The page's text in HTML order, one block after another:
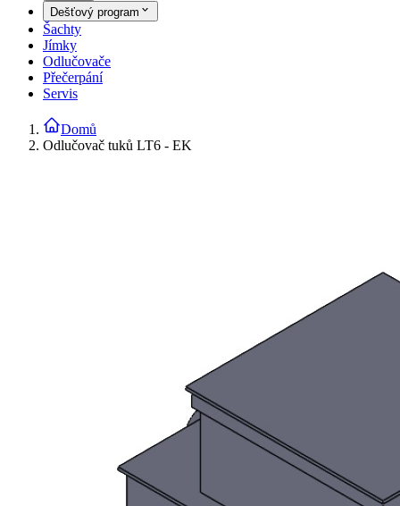
Dešťový program
Šachty
Jímky
Odlučovače
Přečerpání
Servis
Domů
Odlučovač tuků LT6 - EK